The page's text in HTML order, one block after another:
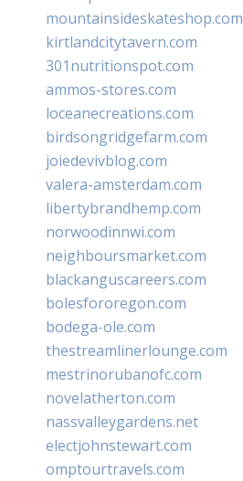
mountainsideskateshop.com
kirtlandcitytavern.com
301nutritionspot.com
ammos-stores.com
loceanecreations.com
birdsongridgefarm.com
joiedevivblog.com
valera-amsterdam.com
libertybrandhemp.com
norwoodinnwi.com
neighboursmarket.com
blackanguscareers.com
bolesfororegon.com
bodega-ole.com
thestreamlinerlounge.com
mestrinorubanofc.com
novelatherton.com
nassvalleygardens.net
electjohnstewart.com
omptourtravels.com